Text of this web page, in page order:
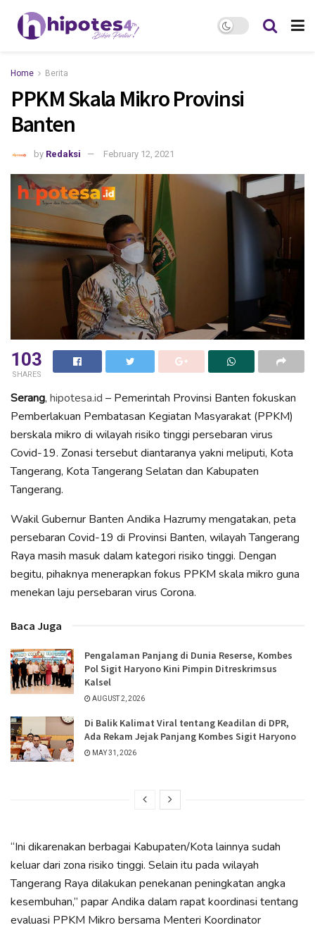
Home Berita
PPKM Skala Mikro Provinsi
Banten
by Redaksi February 12, 2021
103
SHARES
Serang, hipotesa.id – Pemerintah Provinsi Banten fokuskan
Pemberlakuan Pembatasan Kegiatan Masyarakat (PPKM)
berskala mikro di wilayah risiko tinggi persebaran virus
Covid-19. Zonasi tersebut diantaranya yakni meliputi, Kota
Tangerang, Kota Tangerang Selatan dan Kabupaten
Tangerang.
Wakil Gubernur Banten Andika Hazrumy mengatakan, peta
persebaran Covid-19 di Provinsi Banten, wilayah Tangerang
Raya masih masuk dalam kategori risiko tinggi. Dengan
begitu, pihaknya menerapkan fokus PPKM skala mikro guna
menekan laju persebaran virus Corona.
Baca Juga
Pengalaman Panjang di Dunia Reserse, Kombes
Pol Sigit Haryono Kini Pimpin Ditreskrimsus
Kalsel
AUGUST 2, 2026
Di Balik Kalimat Viral tentang Keadilan di DPR,
Ada Rekam Jejak Panjang Kombes Sigit Haryono
MAY 31, 2026
“Ini dikarenakan berbagai Kabupaten/Kota lainnya sudah
keluar dari zona risiko tinggi. Selain itu pada wilayah
Tangerang Raya dilakukan penekanan peningkatan angka
kesembuhan,” papar Andika dalam rapat koordinasi tentang
evaluasi PPKM Mikro bersama Menteri Koordinator